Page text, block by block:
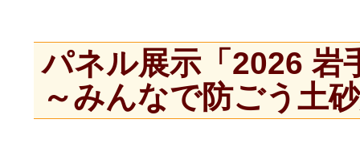
パネル展示「2026 岩
～みんなで防ごう土